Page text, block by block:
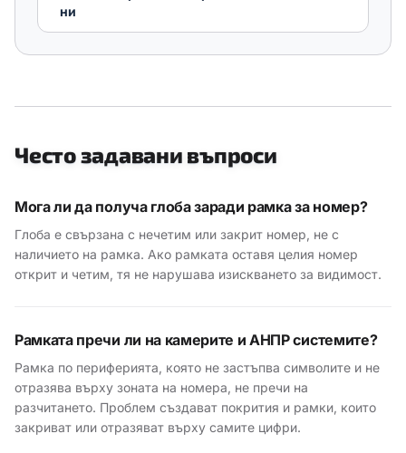
ни
Често задавани въпроси
Мога ли да получа глоба заради рамка за номер?
Глоба е свързана с нечетим или закрит номер, не с
наличието на рамка. Ако рамката оставя целия номер
открит и четим, тя не нарушава изискването за видимост.
Рамката пречи ли на камерите и АНПР системите?
Рамка по периферията, която не застъпва символите и не
отразява върху зоната на номера, не пречи на
разчитането. Проблем създават покрития и рамки, които
закриват или отразяват върху самите цифри.